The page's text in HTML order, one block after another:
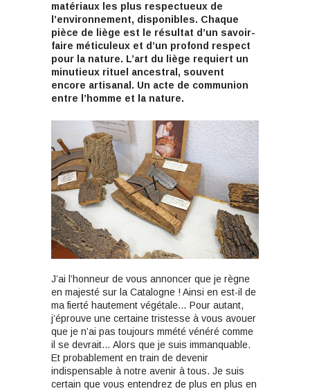
matériaux les plus respectueux de
l’environnement, disponibles. Chaque
pièce de liège est le résultat d’un savoir-
faire méticuleux et d’un profond respect
pour la nature. L’art du liège requiert un
minutieux rituel ancestral, souvent
encore artisanal. Un acte de communion
entre l’homme et la nature.
J’ai l’honneur de vous annoncer que je règne
en majesté sur la Catalogne ! Ainsi en est-il de
ma fierté hautement végétale… Pour autant,
j’éprouve une certaine tristesse à vous avouer
que je n’ai pas toujours mmété vénéré comme
il se devrait… Alors que je suis immanquable.
Et probablement en train de devenir
indispensable à notre avenir à tous. Je suis
certain que vous entendrez de plus en plus en